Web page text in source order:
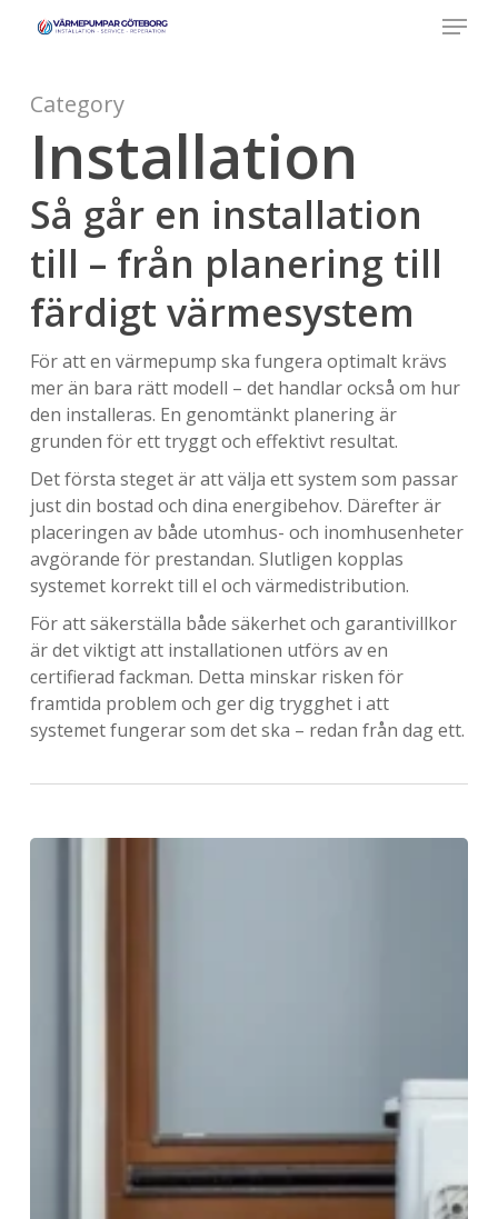
content
Menu
Category
Installation
Så går en installation
till – från planering till
färdigt värmesystem
För att en värmepump ska fungera optimalt krävs
mer än bara rätt modell – det handlar också om hur
den installeras. En genomtänkt planering är
grunden för ett tryggt och effektivt resultat.
Det första steget är att välja ett system som passar
just din bostad och dina energibehov. Därefter är
placeringen av både utomhus- och inomhusenheter
avgörande för prestandan. Slutligen kopplas
systemet korrekt till el och värmedistribution.
För att säkerställa både säkerhet och garantivillkor
är det viktigt att installationen utförs av en
certifierad fackman. Detta minskar risken för
framtida problem och ger dig trygghet i att
systemet fungerar som det ska – redan från dag ett.